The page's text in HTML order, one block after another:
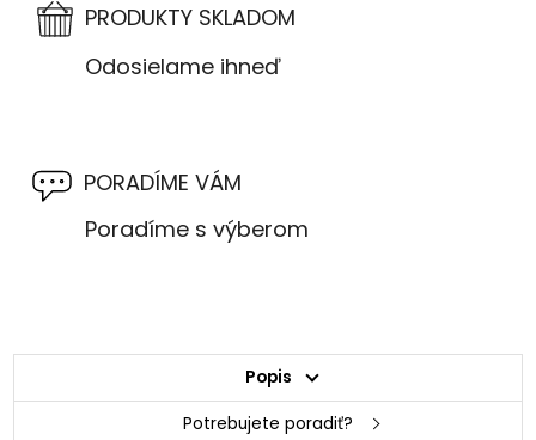
PRODUKTY SKLADOM
Odosielame ihneď
PORADÍME VÁM
Poradíme s výberom
Popis
Potrebujete poradiť?